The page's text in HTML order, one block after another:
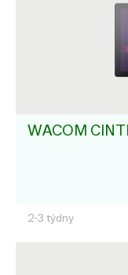
WACOM
2-3 týdny